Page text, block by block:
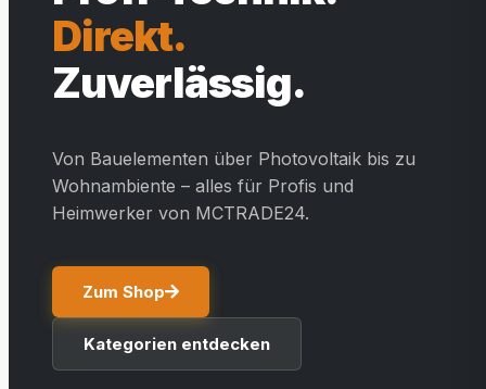
Direkt.
Zuverlässig.
Von Bauelementen über Photovoltaik bis zu
Wohnambiente – alles für Profis und
Heimwerker von MCTRADE24.
Zum Shop
Kategorien entdecken